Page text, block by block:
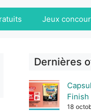
Jeux
Dernières
Finish
18